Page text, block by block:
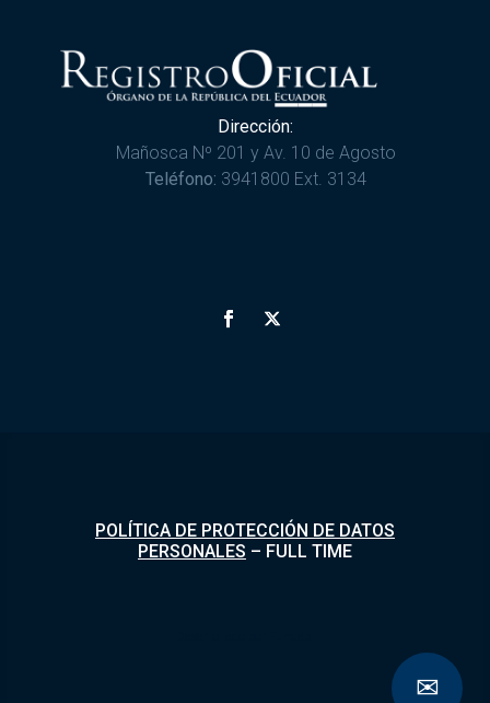
Dirección:
Mañosca Nº 201 y Av. 10 de Agosto
Teléfono: 3941800 Ext. 3134
POLÍTICA DE PROTECCIÓN DE DATOS
PERSONALES – FULL TIME
✉